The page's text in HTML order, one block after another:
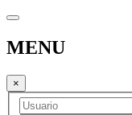
MENU
×